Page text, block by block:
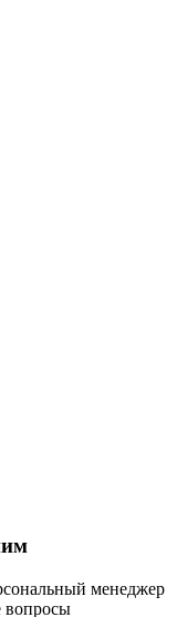
менеджер
вопросы